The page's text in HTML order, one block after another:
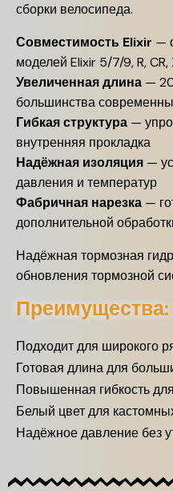
сборки велосипеда.
Совместимость Elixir —
моделей Elixir 5/7/9, R, CR,
Увеличенная длина —
большинства
Гибкая структура —
внутренняя прокладка
Надёжная изоляция —
давления и температур
Фабричная нарезка —
дополнительной
Надёжная тормозная
обновления тормозной
Преимущества:
Подходит для широкого
Готовая длина для
Повышенная гибкость
Белый цвет для
Надёжное давление без